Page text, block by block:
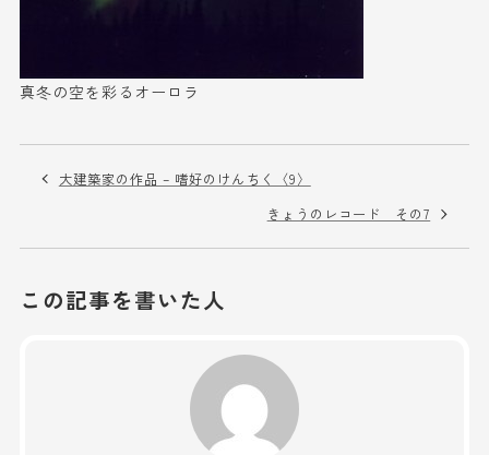
真冬の空を彩る オーロラ
大建築家の作品 – 嗜好のけんちく〈9〉
きょうのレコード その7
この記事を書いた人